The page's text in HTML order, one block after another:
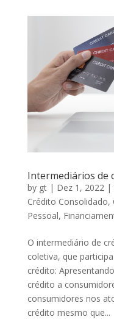
Intermediários de
by gt| Dez 1, 2022|
Crédito Consolidado,
Pessoal,
O intermediário de
coletiva, que
crédito:
crédito a
consumidores nos
crédito mesmo que...